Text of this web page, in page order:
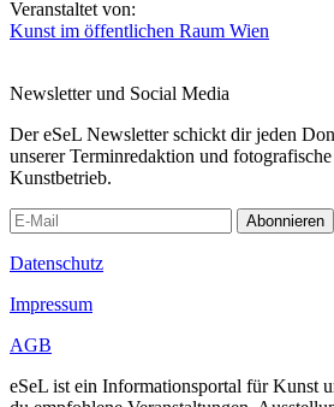
Veranstaltet von:
Kunst im öffentlichen Raum Wien
Newsletter und Social Media
Der eSeL Newsletter schickt dir jeden
unserer Terminredaktion und
Kunstbetrieb.
Abonnieren
Datenschutz
Impressum
AGB
eSeL ist ein Informationsportal für Kunst